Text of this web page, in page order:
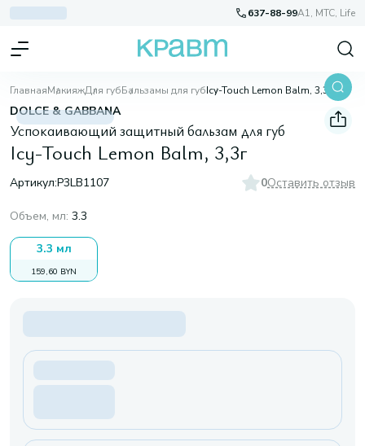
637-88-99A1, МТС, Life
ГлавнаяМакияжДля губБальзамы для губIcy-Touch Lemon Balm, 3,3г
DOLCE & GABBANA
Успокаивающий защитный бальзам для губ
Icy-Touch Lemon Balm, 3,3г
Артикул:P3LB1107 0Оставить отзыв
Объем, мл: 3.3
3.3 мл
159,60 BYN